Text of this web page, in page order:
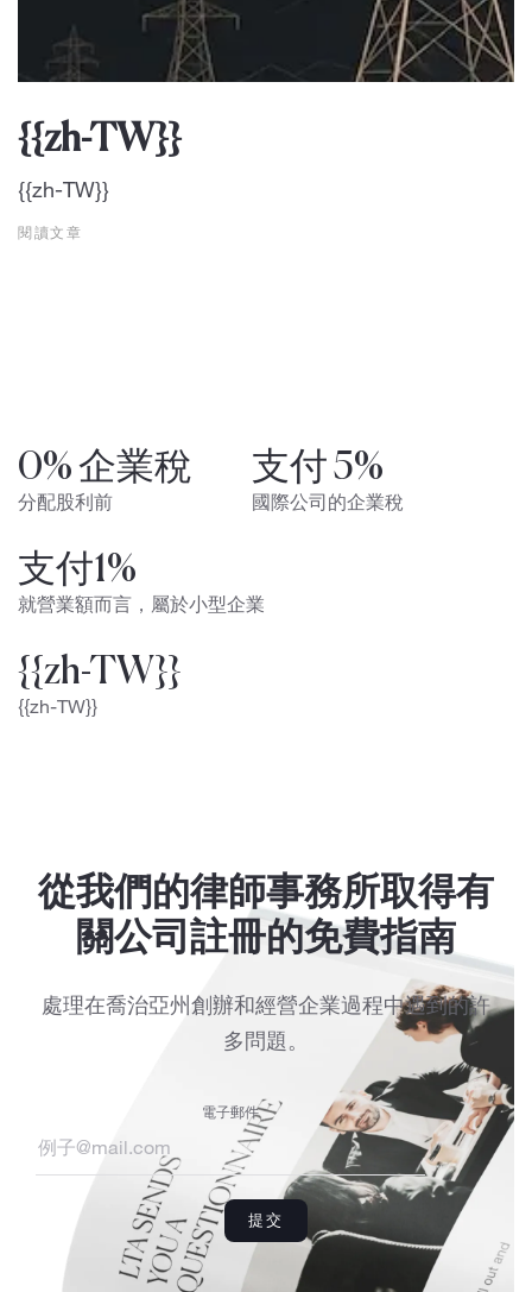
{{zh-TW}}
{{zh-TW}}
閱讀文章
0% 企業稅
分配股利前
支付 5%
國際公司的企業稅
支付1%
就營業額而言，屬於小型企業
{{zh-TW}}
{{zh-TW}}
從我們的律師事務所取得有
關公司註冊的免費指南
處理在喬治亞州創辦和經營企業過程中遇到的許
多問題。
電子郵件
提交